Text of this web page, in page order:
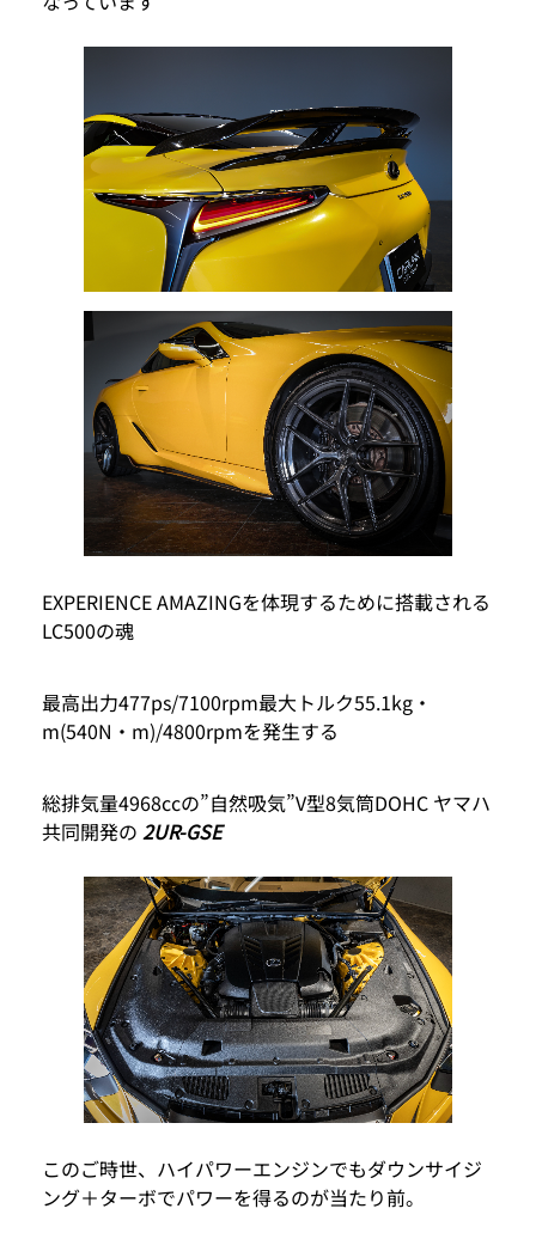
EXPERIENCE AMAZINGを体現するために搭載される
LC500の魂
最高出力477ps/7100rpm最大トルク55.1kg・
m(540N・m)/4800rpmを発生する
総排気量4968ccの”自然吸気”V型8気筒DOHC ヤマハ
共同開発の 2UR-GSE
このご時世、ハイパワーエンジンでもダウンサイジ
ング＋ターボでパワーを得るのが当たり前。